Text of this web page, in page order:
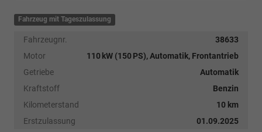
Fahrzeug mit Tageszulassung
Fahrzeugnr.
38633
Motor
110 kW (150 PS), Automatik, Frontantrieb
Getriebe
Automatik
Kraftstoff
Benzin
Kilometerstand
10 km
Erstzulassung
01.09.2025